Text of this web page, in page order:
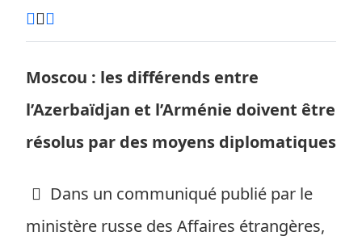
Moscou : les différends entre
l’Azerbaïdjan et l’Arménie doivent être
résolus par des moyens diplomatiques
Dans un communiqué publié par le
ministère russe des Affaires étrangères,